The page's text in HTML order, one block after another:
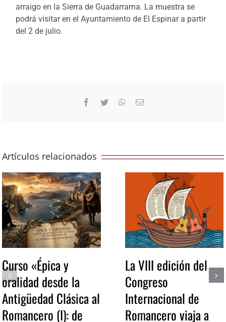
arraigo en la Sierra de Guadarrama. La muestra se
podrá visitar en el Ayuntamiento de El Espinar a partir
del 2 de julio.
Facebook
Twitter WhatsApp
Correo
Artículos relacionados
Curso «Épica y
oralidad desde la
Antigüedad Clásica al
Romancero (I): de
La VIII edición del
Congreso
Internacional de
Romancero viaja a